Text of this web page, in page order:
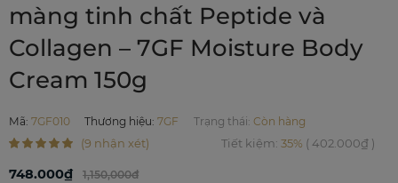
màng tinh chất Peptide và
Collagen – 7GF Moisture Body
Cream 150g
Mã: 7GF010 Thương hiệu:7GF Trạng thái: Còn hàng
(9 nhận xét) Tiết kiệm: 35% ( 402.000₫)
748.000₫ 1,150,000đ